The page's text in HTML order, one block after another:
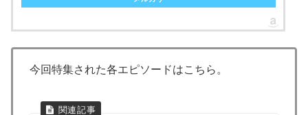
今回特集された各エピソードはこちら。